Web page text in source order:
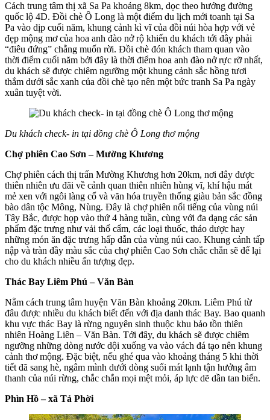
Cách trung tâm thị xã Sa Pa khoảng 8km, dọc theo hướng đường
quốc lộ 4D. Đồi chè Ô Long là một điểm du lịch mới toanh tại Sa
Pa vào dịp cuối năm, khung cảnh kì vĩ của đồi núi hòa hợp với vẻ
đẹp mộng mơ của hoa anh đào nở rộ khiến du khách tới đây phải
“điêu đứng” chằng muốn rời. Đồi chè đón khách tham quan vào
thời điểm cuối năm bởi đây là thời điểm hoa anh đào nở rực rỡ nhất,
du khách sẽ được chiêm ngưỡng một khung cảnh sắc hồng tươi
thắm dưới sắc xanh của đồi chè tạo nên một bức tranh Sa Pa ngày
xuân tuyệt vời.
Du khách check- in tại đồng chè Ô Long thơ mộng
Chợ phiên Cao Sơn – Mường Khương
Chợ phiên cách thị trấn Mường Khương hơn 20km, nơi đây được
thiên nhiên ưu đãi về cảnh quan thiên nhiên hùng vĩ, khí hậu mát
mẻ xen với ngôi làng cổ và văn hóa truyền thống giàu bản sắc đồng
bào dân tộc Mông, Nùng. Đây là chợ phiên nổi tiếng của vùng núi
Tây Bắc, được họp vào thứ 4 hàng tuần, cùng với đa dạng các sản
phẩm đặc trưng như vải thổ cẩm, các loại thuốc, thảo dược hay
những món ăn đặc trưng hấp dẫn của vùng núi cao. Khung cảnh tấp
nập và tràn đầy màu sắc của chợ phiên Cao Sơn chắc chắn sẽ để lại
cho du khách nhiều ấn tượng đẹp.
Thác Bay Liêm Phú – Văn Bàn
Nằm cách trung tâm huyện Văn Bàn khoảng 20km. Liêm Phú từ
đâu được nhiều du khách biết đến với địa danh thác Bay. Bao quanh
khu vực thác Bay là rừng nguyên sinh thuộc khu bảo tồn thiên
nhiên Hoàng Liên – Văn Bàn. Tới đây, du khách sẽ được chiêm
ngưỡng những dòng nước dội xuống va vào vách đá tạo nên khung
cảnh thơ mộng. Đặc biệt, nếu ghé qua vào khoảng tháng 5 khi thời
tiết đã sang hè, ngâm mình dưới dòng suối mát lạnh tận hưởng âm
thanh của núi rừng, chắc chắn mọi mệt mỏi, áp lực dẽ dần tan biến.
Phìn Hồ – xã Tả Phời